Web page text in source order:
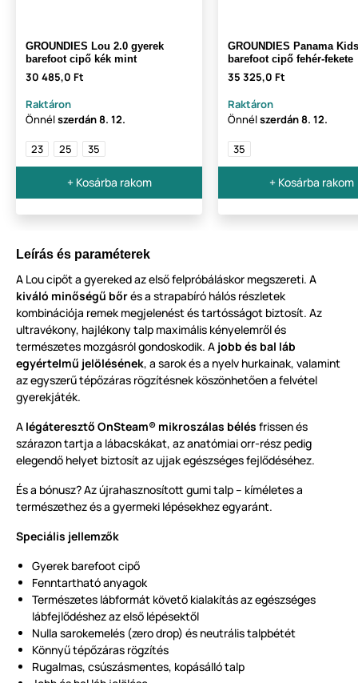
GROUNDIES Lou 2.0 gyerek
barefoot cipő kék mint
30 485,0 Ft
Raktáron
Önnélszerdán8. 12.
23 25 35
+ Kosárba rakom
GROUNDIES Panama
barefoot cipő fehér-fekete
35 325,0 Ft
Raktáron
Önnélszerdán8. 12.
35
+ Kosárba rakom
Leírás és paraméterek
A Lou cipőt a gyereked az első felpróbáláskor megszereti. A
kiváló minőségű bőrés a strapabíró hálós részletek
kombinációja remek megjelenést és tartósságot biztosít. Az
ultravékony, hajlékony talp maximális kényelemről és
természetes mozgásról gondoskodik. A jobb és bal láb
egyértelmű jelölésének, a sarok és a nyelv hurkainak, valamint
az egyszerű tépőzáras rögzítésnek köszönhetően a felvétel
gyerekjáték.
A légáteresztő OnSteam® mikroszálas bélés frissen és
szárazon tartja a lábacskákat, az anatómiai orr-rész pedig
elegendő helyet biztosít az ujjak egészséges fejlődéséhez.
És a bónusz? Az újrahasznosított gumi talp – kíméletes a
természethez és a gyermeki lépésekhez egyaránt.
Speciális jellemzők
Gyerek barefoot cipő
Fenntartható anyagok
Természetes lábformát követő kialakítás az egészséges
lábfejlődéshez az első lépésektől
Nulla sarokemelés (zero drop) és neutrális talpbétét
Könnyű tépőzáras rögzítés
Rugalmas, csúszásmentes, kopásálló talp